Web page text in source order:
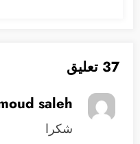
37 تعليق
saleh
شكرا